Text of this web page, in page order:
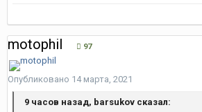
motophil 97
Опубликовано 14 марта, 2021
9 часов назад, barsukov сказал: